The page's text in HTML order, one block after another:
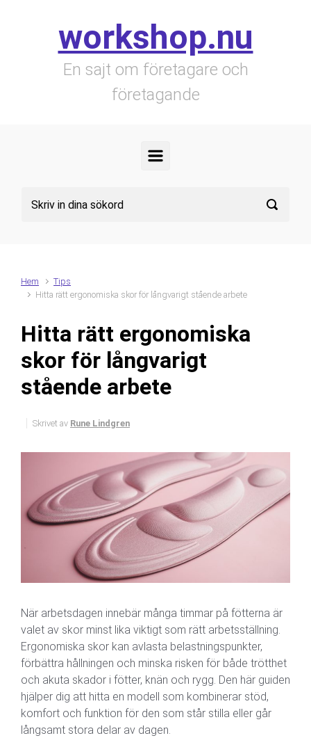
workshop.nu
En sajt om företagare och
företagande
Hem
Tips
Hitta rätt ergonomiska skor för långvarigt stående arbete
Hitta rätt ergonomiska
skor för långvarigt
stående arbete
Skrivet av Rune Lindgren
När arbetsdagen innebär många timmar på fötterna är
valet av skor minst lika viktigt som rätt arbetsställning.
Ergonomiska skor kan avlasta belastningspunkter,
förbättra hållningen och minska risken för både trötthet
och akuta skador i fötter, knän och rygg. Den här guiden
hjälper dig att hitta en modell som kombinerar stöd,
komfort och funktion för den som står stilla eller går
långsamt stora delar av dagen.